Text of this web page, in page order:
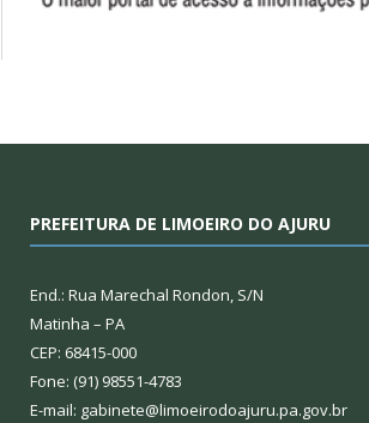
PREFEITURA DE LIMOEIRO DO AJURU
End.: Rua Marechal Rondon, S/N
Matinha – PA
CEP: 68415-000
Fone: (91) 98551-4783
E-mail: gabinete@limoeirodoajuru.pa.gov.br